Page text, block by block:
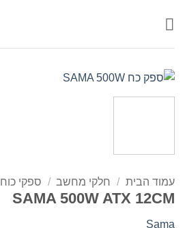
עמוד הבית / חלקי מחשב / ספקי כוח
SAMA 500W ATX 12CM
Sama